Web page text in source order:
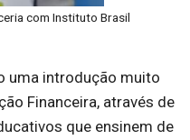
com Instituto Brasil
uma introdução muito
Financeira, através de
que ensinem de